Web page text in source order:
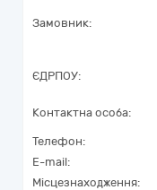
Замовник:
ЄДРПОУ:
Контактна особа:
Телефон:
E-mail:
Місцезнаходження: